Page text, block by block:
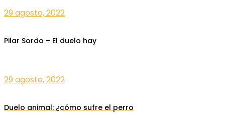
29 agosto, 2022
Pilar Sordo – El duelo hay
29 agosto, 2022
Duelo animal: ¿cómo sufre el perro